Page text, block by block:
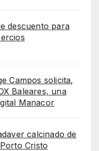
descuento para
Campos solicita,
Baleares, una
Manacor
calcinado de
Cristo